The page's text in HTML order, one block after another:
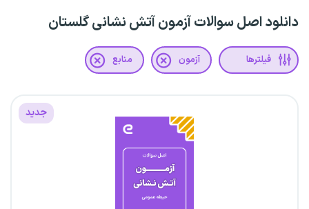
دانلود اصل سوالات آزمون آتش نشانی گلستان
فیلترها آزمون منابع
جدید